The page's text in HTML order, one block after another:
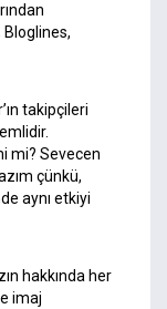
takipçileri
mi? Sevecen
çünkü,
aynı etkiyi
hakkında her
imaj